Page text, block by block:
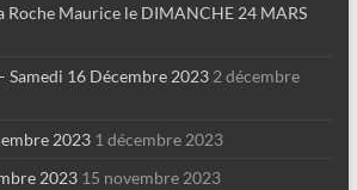
Roche Maurice le DIMANCHE 24 MARS
Samedi 16 Décembre 2023 2 décembre
2023 1 décembre 2023
2023 15 novembre 2023